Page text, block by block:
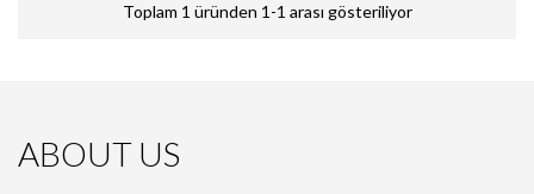
Toplam 1 üründen 1-1 arası gösteriliyor
ABOUT US